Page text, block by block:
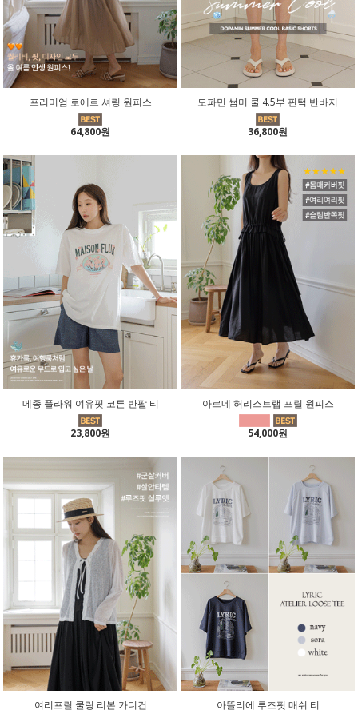
프리미엄 로에르 셔링 원피스
64,800원
도파민 썸머 쿨 4.5부 핀턱 반바지
36,800원
메종 플라워 여유핏 코튼 반팔 티
23,800원
아르네 허리스트랩 프릴 원피스
54,000원
여리프릴 쿨링 리본 가디건 아뜰리에 루즈핏 매쉬 티